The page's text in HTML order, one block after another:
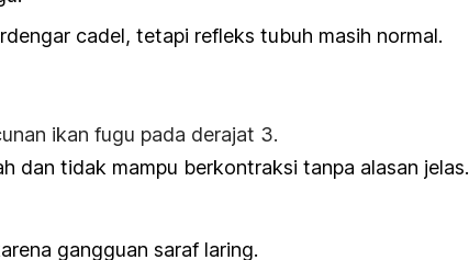
cadel, tetapi refleks tubuh masih normal.
ikan fugu pada derajat 3.
dan tidak mampu berkontraksi tanpa alasan jelas.
gangguan saraf laring.